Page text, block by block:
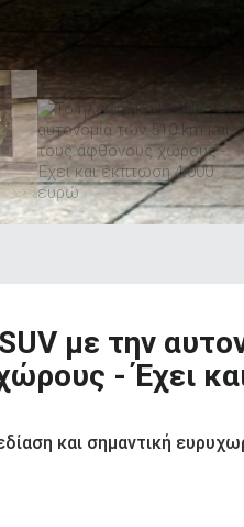
με την
- Έχει
και σημαντική